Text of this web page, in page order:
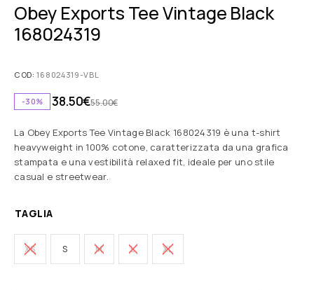
Obey Exports Tee Vintage Black
168024319
COD:168024319-VBL
-30% 55.00€
38.50€
La Obey Exports Tee Vintage Black 168024319 è una t-shirt
heavyweight in 100% cotone, caratterizzata da una grafica
stampata e una vestibilità relaxed fit, ideale per uno stile
casual e streetwear.
TAGLIA
XS S M L XL